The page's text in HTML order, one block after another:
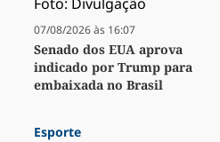
07/08/2026 às 16:07
Senado dos EUA aprova
indicado por Trump para
embaixada no Brasil
Esporte